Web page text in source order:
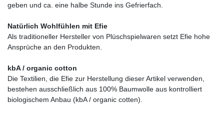
geben und ca. eine halbe Stunde ins Gefrierfach.
Natürlich Wohlfühlen mit Efie
Als traditioneller Hersteller von Plüschspielwaren setzt Efie hohe
Ansprüche an den Produkten.
kbA / organic cotton
Die Textilien, die Efie zur Herstellung dieser Artikel verwenden,
bestehen ausschließlich aus 100% Baumwolle aus kontrolliert
biologischem Anbau (kbA / organic cotten).